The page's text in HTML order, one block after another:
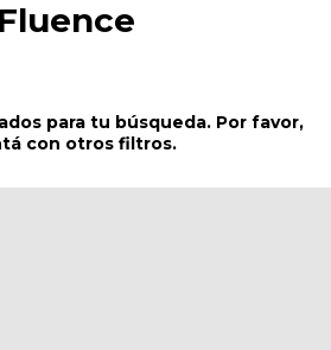
Fluence
para tu búsqueda. Por favor,
con otros filtros.